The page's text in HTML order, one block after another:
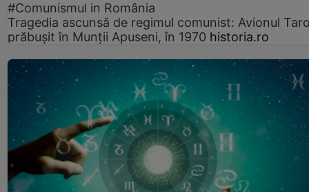
#Comunismul in România
Tragedia ascunsă de regimul comunist: Avionul
prăbușit în Munții Apuseni, în 1970 historia.ro